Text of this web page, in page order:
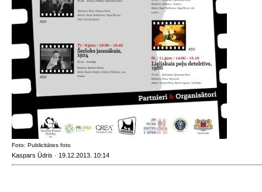
Foto: Publicitātes foto
Kaspars Ūdris · 19.12.2013. 10:14